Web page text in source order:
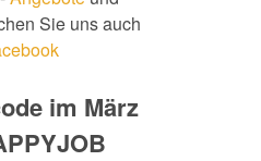
Sie uns auch
im März